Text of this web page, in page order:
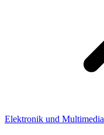
Elektronik und Multimedia